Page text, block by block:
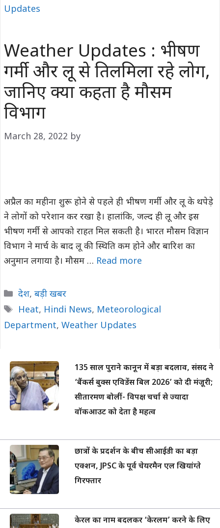
Updates
Weather Updates : भीषण
गर्मी और लू से तिलमिला रहे लोग,
जानिए क्या कहता है मौसम
विभाग
March 28, 2022 by
अप्रैल का महीना शुरू होने से पहले ही भीषण गर्मी और लू के थपेड़े
ने लोगों को परेशान कर रखा है। हालांकि, जल्द ही लू और इस
भीषण गर्मी से आपको राहत मिल सकती है। भारत मौसम विज्ञान
विभाग ने मार्च के बाद लू की स्थिति कम होने और बारिश का
अनुमान लगाया है। मौसम … Read more
Categories
देश, बड़ी खबर
Tags
Heat, Hindi News, Meteorological
Department, Weather Updates
135 साल पुराने कानून में बड़ा बदलाव, संसद ने
‘बैंकर्स बुक्स एविडेंस बिल 2026’ को दी मंजूरी;
सीतारमण बोलीं- विपक्ष चर्चा से ज्यादा
वॉकआउट को देता है महत्व
छात्रों के प्रदर्शन के बीच सीआईडी का बड़ा
एक्शन, JPSC के पूर्व चेयरमैन एल खियांग्ते
गिरफ्तार
केरल का नाम बदलकर ‘केरलम’ करने के लिए